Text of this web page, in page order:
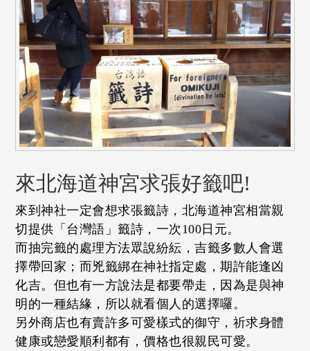
來北海道神宮求張好籤吧!
來到神社一定會想求張籤詩，北海道神宮相當親
切提供「台灣語」籤詩，一次100日元。
而抽完籤的處理方法眾說紛紜，吉籤多數人會選
擇帶回家；而兇籤綁在神社指定處，期許能逢凶
化吉。但也有一方說法是都要帶走，因為是與神
明的一種結緣，所以就看個人的選擇囉。
另外商店也有賣許多可愛樣式的御守，祈求身體
健康或戀愛順利都有，價格也很親民可愛。